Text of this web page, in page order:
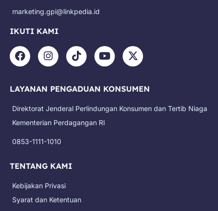
marketing.gpi@linkpedia.id
IKUTI KAMI
F
a
b
o
k
I
n
a
r
a
T
i
o
Y
o
u
e
X
-
i
t
LAYANAN PENGADUAN KONSUMEN
Direktorat Jenderal Perlindungan Konsumen dan Tertib Niaga
Kementerian Perdagangan RI
0853-1111-1010
TENTANG KAMI
Kebijakan Privasi
Syarat dan Ketentuan